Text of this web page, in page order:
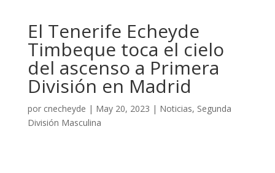
El Tenerife Echeyde
Timbeque toca el cielo
del ascenso a Primera
División en Madrid
por cnecheyde | May 20, 2023 | Noticias, Segunda
División Masculina